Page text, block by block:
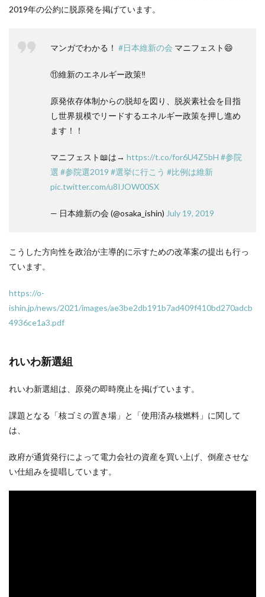
2019年の公約に脱原発を掲げています。
マンガでわかる！ #日本維新の会 マニフェスト😄
⑪維新のエネルギー政策‼️
原発依存体制からの脱却を図り、脱炭素社会を目指
し世界規模でリードするエネルギー政策を押し進め
ます！！
マニフェスト📖は→ https://t.co/for6U4Z5bH #参院
選 #参院選2019 #選挙に行こう #比例は維新
pic.twitter.com/u8IJOW00SX
— 日本維新の会 (@osaka_ishin) July 19, 2019
こうした方向性を政治が主導的に示すための改革案の提出も行っ
ています。
https://o-
ishin.jp/news/2021/images/ae3be2db191b7ad409f410bd270adcb
4936ce1a3.pdf
れいわ新選組
れいわ新選組は、原発の即時廃止を掲げています。
課題となる「核ゴミの置き場」と「使用済み核燃料」に関して
は、
政府が通貨発行によって電力会社の資産を買い上げ、倒産させな
い仕組みを提唱しています。